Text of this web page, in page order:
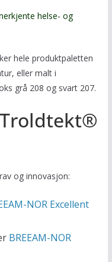
helse- og
hele produktpaletten
eller malt i
grå 208 og svart 207.
og innovasjon:
NOR Excellent
BREEAM-NOR